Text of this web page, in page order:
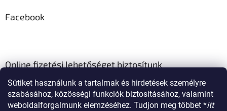
Sütiket használunk a tartalmak és hirdetések személyre
szabásához, közösségi funkciók biztosításához, valamint
weboldalforgalmunk elemzéséhez. Tudjon meg többet *itt
Facebook
Online fizetési lehetőséget biztosítunk